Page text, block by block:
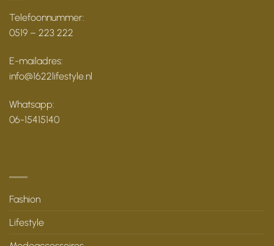
Telefoonnummer:
0519 – 223 222
E-mailadres:
info@1622lifestyle.nl
Whatsapp:
06-15415140
Fashion
Lifestyle